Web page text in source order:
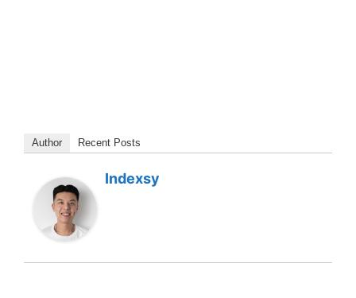
Author Recent Posts
Indexsy